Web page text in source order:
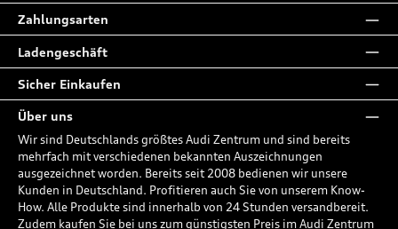
Zahlungsarten
Ladengeschäft
Sicher Einkaufen
Über uns
Wir sind Deutschlands größtes Audi Zentrum und sind bereits
mehrfach mit verschiedenen bekannten Auszeichnungen
ausgezeichnet worden. Bereits seit 2008 bedienen wir unsere
Kunden in Deutschland. Profitieren auch Sie von unserem Know-
How. Alle Produkte sind innerhalb von 24 Stunden versandbereit.
Zudem kaufen Sie bei uns zum günstigsten Preis im Audi Zentrum